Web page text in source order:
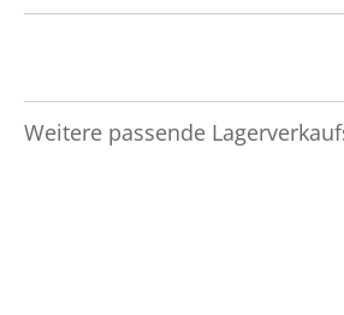
Weitere passende